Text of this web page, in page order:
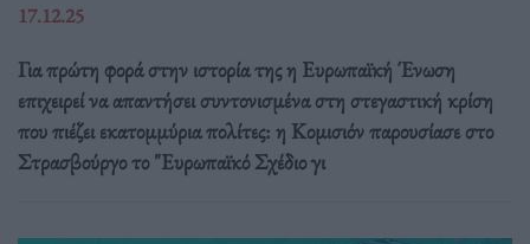
17.12.25
Για πρώτη φορά στην ιστορία της η Ευρωπαϊκή Ένωση
επιχειρεί να απαντήσει συντονισμένα στη στεγαστική κρίση
που πιέζει εκατομμύρια πολίτες: η Κομισιόν παρουσίασε στο
Στρασβούργο το "Ευρωπαϊκό Σχέδιο γι